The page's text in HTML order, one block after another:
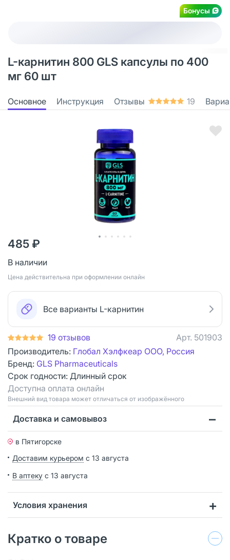
Бонусы
L-карнитин 800 GLS капсулы по 400
мг 60 шт
Основное Инструкция Отзывы 19
485 ₽
В наличии
Цена действительна при оформлении онлайн
Все варианты L-карнитин
19 отзывов Арт. 501903
Производитель: Глобал Хэлфкеар ООО, Россия
Бренд: GLS Pharmaceuticals
Срок годности: Длинный срок
Доступна оплата онлайн
Bнешний вид товара может отличаться от изображённого
Доставка и самовывоз
в Пятигорске
Доставим курьером с 13 августа
В аптеку с 13 августа
Условия хранения
Кратко о товаре